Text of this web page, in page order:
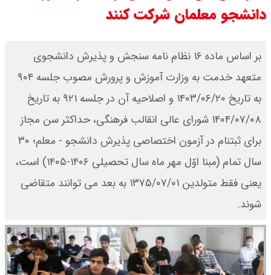
قیمت محصولات ایران خودرو امروز
شنبه ۱۷ مرداد ۱۴۰۵ / قیمت دنا چند ؟
+ جدول
ثبت نام سایپا از امروز ۱۷ مرداد ۱۴۰۵
آغاز شد / خرید کوییک با پیش
پرداخت ۵۰۰ میلیون تومان + لینک
شاخص بورس امروز شنبه ۱۷ مرداد
دانشجو معلمان شرکت کنند
بر اساس ماده ۱۶ نظام نامه سنجش و پذیرش دانشجوی
متعهد خدمت به وزارت آموزش و پرورش مصوب جلسه ۹۰۴
به تاریخ ۱۴۰۳/۰۶/۲۰ و اصلاحیه آن در جلسه ۹۲۱ به تاریخ
۱۴۰۴/۰۷/۰۸ شورای عالی انقالب فرهنگی، حداکثر سن مجاز
برای ثبتنام در آزمون اختصاصی پذیرش دانشجو - معلم؛ ۳۰
سال تمام (مبنا اوّل مهر ماه سال تحصیلی ۱۴۰۶-۱۴۰۵) است،
یعنی فقط متولدین ۱۳۷۵/۰۷/۰۱ به بعد می توانند متقاضی
شوند.